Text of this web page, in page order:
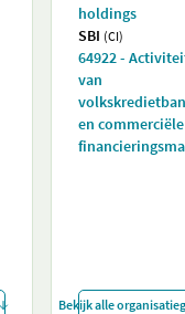
holdings
SBI (CI)
64922 -
van
en commerciële
Bekijk alle